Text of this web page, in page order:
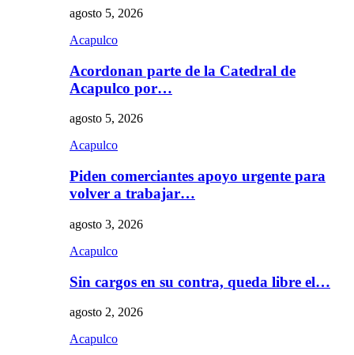
agosto 5, 2026
Acapulco
Acordonan parte de la Catedral de
Acapulco por…
agosto 5, 2026
Acapulco
Piden comerciantes apoyo urgente para
volver a trabajar…
agosto 3, 2026
Acapulco
Sin cargos en su contra, queda libre el…
agosto 2, 2026
Acapulco